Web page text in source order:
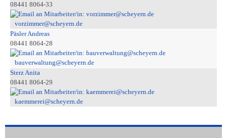
08441 8064-33
vorzimmer@scheyern.de
Päsler Andreas
08441 8064-28
bauverwaltung@scheyern.de
Sterz Anita
08441 8064-29
kaemmerei@scheyern.de